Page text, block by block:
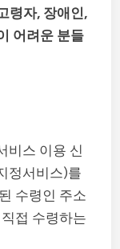
령자, 장애인,
어려운 분들
비스 이용 신
정서비스)를
수령인 주소
접 수령하는